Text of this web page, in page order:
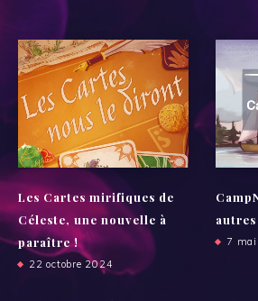
Les Cartes mirifiques de
Céleste, une nouvelle à
paraître !
22 octobre 2024
7